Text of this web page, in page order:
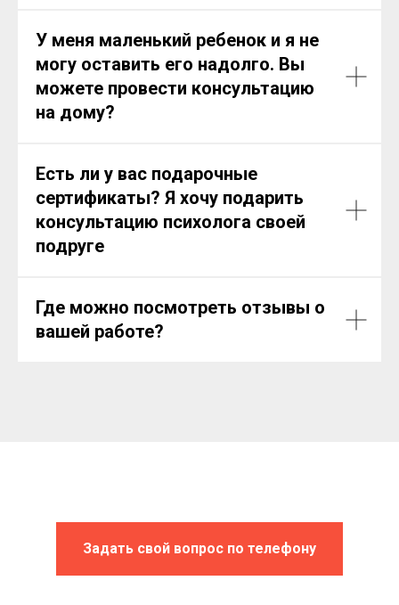
У меня маленький ребенок и я не
могу оставить его надолго. Вы
можете провести консультацию
на дому?
Есть ли у вас подарочные
сертификаты? Я хочу подарить
консультацию психолога своей
подруге
Где можно посмотреть отзывы о
вашей работе?
Задать свой вопрос по телефону